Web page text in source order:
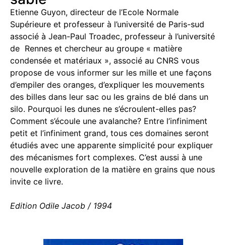
Etienne Guyon, directeur de l’Ecole Normale
Supérieure et professeur à l’université de Paris-sud
associé à Jean-Paul Troadec, professeur à l’université
de Rennes et chercheur au groupe « matière
condensée et matériaux », associé au CNRS vous
propose de vous informer sur les mille et une façons
d’empiler des oranges, d’expliquer les mouvements
des billes dans leur sac ou les grains de blé dans un
silo. Pourquoi les dunes ne s’écroulent-elles pas?
Comment s’écoule une avalanche? Entre l’infiniment
petit et l’infiniment grand, tous ces domaines seront
étudiés avec une apparente simplicité pour expliquer
des mécanismes fort complexes. C’est aussi à une
nouvelle exploration de la matière en grains que nous
invite ce livre.
Edition Odile Jacob / 1994